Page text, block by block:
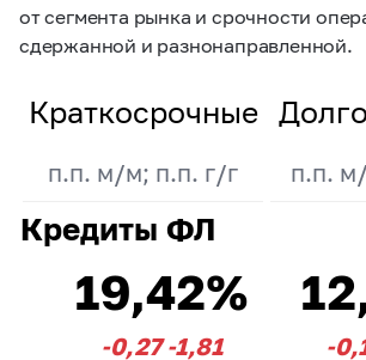
от сегмента рынка и срочности
сдержанной и разнонаправленной.
Краткосрочные
п.п. м/м; п.п. г/г п.п.
Кредиты ФЛ
19,42%
-0,27 -1,81 -